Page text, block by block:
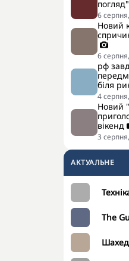
6
Новий
6
рф
біля
4
Новий
вікенд
3
АКТУАЛЬНЕ
The